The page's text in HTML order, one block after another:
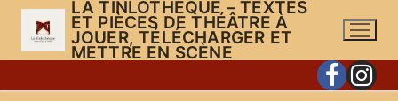
Aller
contenu
LA TINLOTHÈQUE – TEXTES
ET PIÈCES DE THÉÂTRE À
JOUER, TÉLÉCHARGER ET
METTRE EN SCÈNE